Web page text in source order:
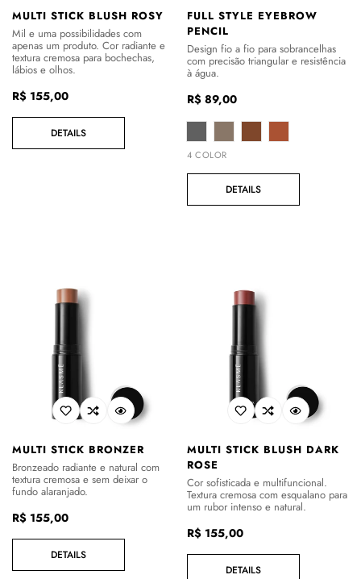
MULTI STICK BLUSH ROSY
Mil e uma possibilidades com
apenas um produto. Cor radiante e
textura cremosa para bochechas,
lábios e olhos.
Preço
regular
R$ 155,00
DETAILS
FULL STYLE EYEBROW
PENCIL
Design fio a fio para sobrancelhas
com precisão triangular e resistência
à água.
Preço
R$ 89,00
4 COLOR
DETAILS
MULTI STICK BRONZER
Bronzeado radiante e natural com
textura cremosa e sem deixar o
fundo alaranjado.
Preço
regular
R$ 155,00
DETAILS
MULTI STICK BLUSH DARK
ROSE
Cor sofisticada e multifuncional.
Textura cremosa com esqualano para
um rubor intenso e natural.
Preço
regular
R$ 155,00
DETAILS